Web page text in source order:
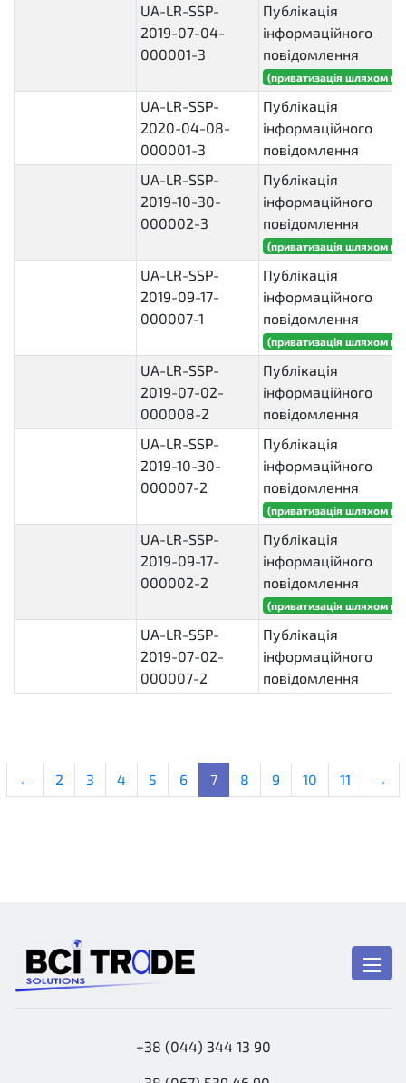
UA-LR-SSP-
2019-07-04-
000001-3
Публікація
інформаційного
повідомлення
(приватизація шляхом
UA-LR-SSP-
2020-04-08-
000001-3
Публікація
інформаційного
повідомлення
UA-LR-SSP-
2019-10-30-
000002-3
Публікація
інформаційного
повідомлення
(приватизація шляхом
UA-LR-SSP-
2019-09-17-
000007-1
Публікація
інформаційного
повідомлення
(приватизація шляхом
UA-LR-SSP-
2019-07-02-
000008-2
Публікація
інформаційного
повідомлення
UA-LR-SSP-
2019-10-30-
000007-2
Публікація
інформаційного
повідомлення
(приватизація шляхом
UA-LR-SSP-
2019-09-17-
000002-2
Публікація
інформаційного
повідомлення
(приватизація шляхом
UA-LR-SSP-
2019-07-02-
000007-2
Публікація
інформаційного
повідомлення
← 2 3 4 5 6 7 8 9 10 11 →
+38 (044) 344 13 90